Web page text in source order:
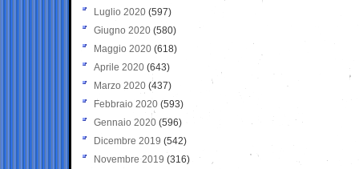
Luglio 2020 (597)
Giugno 2020 (580)
Maggio 2020 (618)
Aprile 2020 (643)
Marzo 2020 (437)
Febbraio 2020 (593)
Gennaio 2020 (596)
Dicembre 2019 (542)
Novembre 2019 (316)